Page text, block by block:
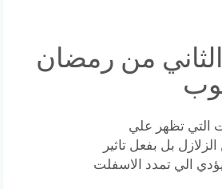
الثاني من رمضان
التي تظهر علي
بل بفعل تاثير
الي تمدد الاسفلت